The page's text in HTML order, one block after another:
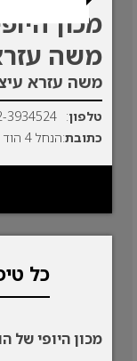
מכון
משה
משה עזרא
טלפון:
3934524
כתובת:הנחל 4 הוד השרון
כל
מכון היופי של